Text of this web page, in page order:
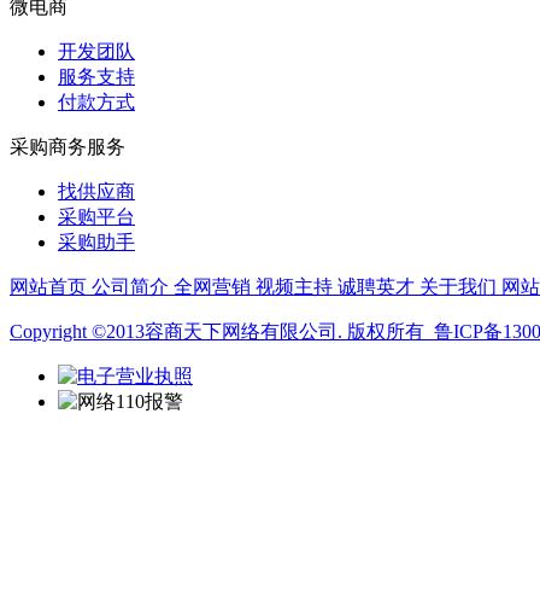
微电商
开发团队
服务支持
付款方式
采购商务服务
找供应商
采购平台
采购助手
网站首页 公司简介 全网营销 视频主持 诚聘英才 关于我们 网
Copyright ©2013容商天下网络有限公司. 版权所有 鲁ICP备